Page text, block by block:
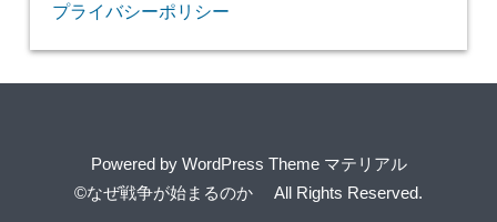
プライバシーポリシー
Powered by WordPress Theme マテリアル
©なぜ戦争が始まるのか
All Rights Reserved.